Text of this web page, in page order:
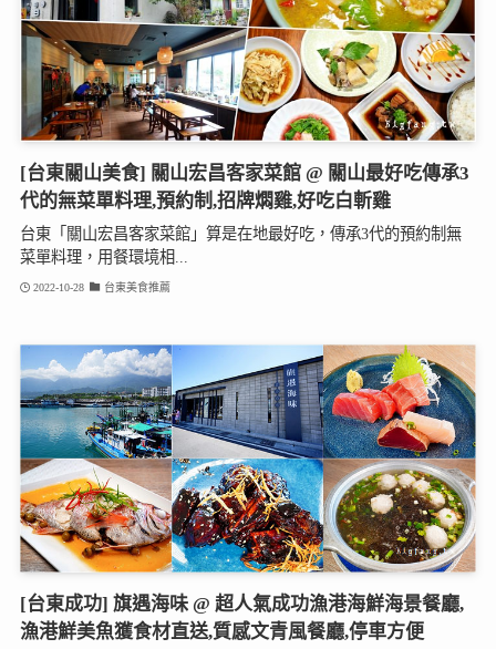
[台東關山美食] 關山宏昌客家菜館 @ 關山最好吃傳承3
代的無菜單料理,預約制,招牌燜雞,好吃白斬雞
台東「關山宏昌客家菜館」算是在地最好吃，傳承3代的預約制無
菜單料理，用餐環境相...
2022-10-28 台東美食推薦
[台東成功] 旗遇海味 @ 超人氣成功漁港海鮮海景餐廳,
漁港鮮美魚獲食材直送,質感文青風餐廳,停車方便